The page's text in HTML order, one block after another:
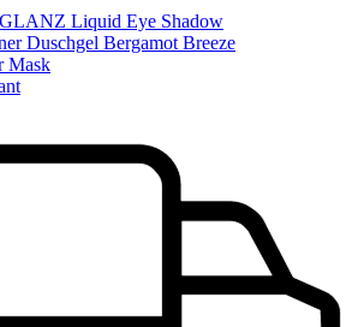
Liquid Eye Shadow
Duschgel Bergamot Breeze
Mask